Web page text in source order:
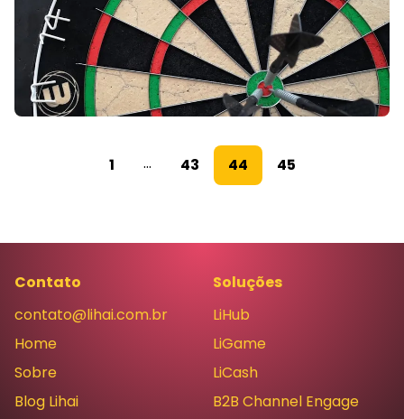
1 ... 43 44 45
Contato
contato@lihai.com.br
Home
Sobre
Blog Lihai
Soluções
LiHub
LiGame
LiCash
B2B Channel Engage